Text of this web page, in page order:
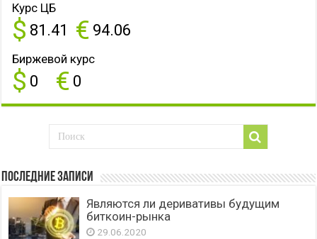
Курс ЦБ
$ 81.41 € 94.06
Биржевой курс
$ 0 € 0
Последние записи
Являются ли деривативы будущим
биткоин-рынка
29.06.2020